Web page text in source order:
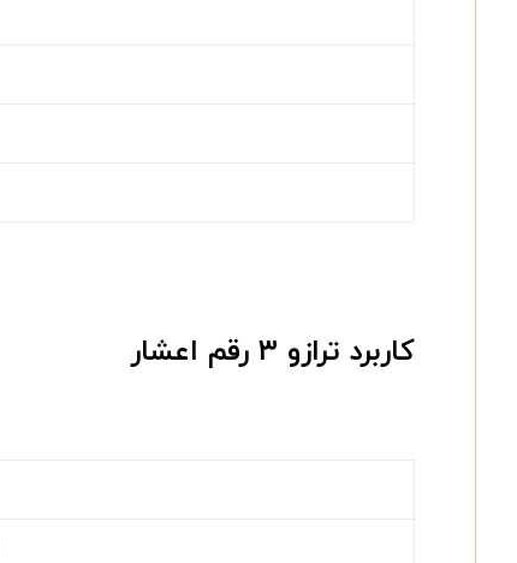
کاربرد ترازو ۳ رقم اعشار